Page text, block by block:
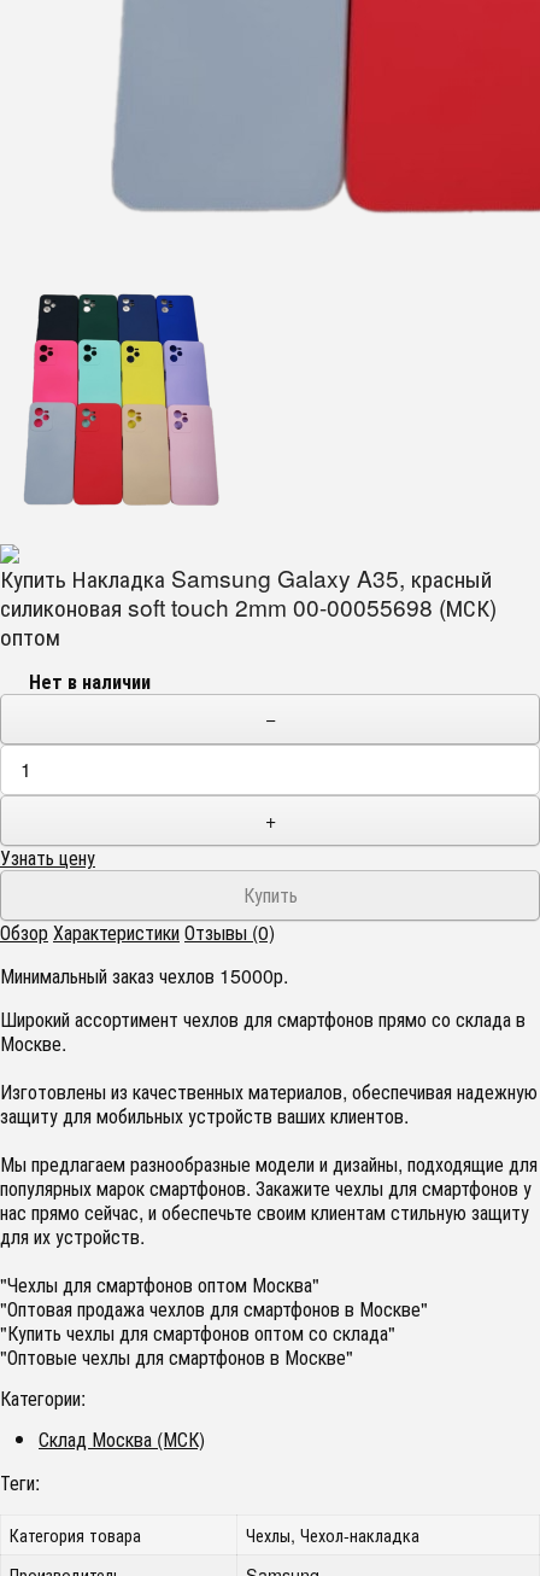
Купить Накладка Samsung Galaxy A35, красный
силиконовая soft touch 2mm 00-00055698 (МСК)
оптом
Нет в наличии
−
+
Узнать цену
ОбзорХарактеристикиОтзывы (0)
Минимальный заказ чехлов 15000р.
Широкий ассортимент чехлов для смартфонов прямо со склада в
Москве.
Изготовлены из качественных материалов, обеспечивая надежную
защиту для мобильных устройств ваших клиентов.
Мы предлагаем разнообразные модели и дизайны, подходящие для
популярных марок смартфонов. Закажите чехлы для смартфонов у
нас прямо сейчас, и обеспечьте своим клиентам стильную защиту
для их устройств.
"Чехлы для смартфонов оптом Москва"
"Оптовая продажа чехлов для смартфонов в Москве"
"Купить чехлы для смартфонов оптом со склада"
"Оптовые чехлы для смартфонов в Москве"
Категории:
Склад Москва (МСК)
Теги:
Категория товара
Чехлы, Чехол-накладка